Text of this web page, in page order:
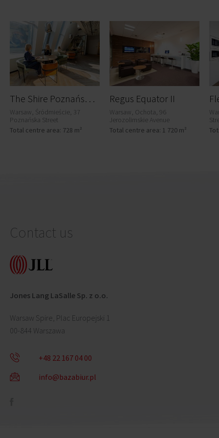
T
he Shire Poznańska 37
Warsaw, Śródmieście, 37
Poznańska Street
Total centre area: 728 m²
Regus Equator II
Warsaw, Ochota, 96
Jerozolimskie Avenue
Total centre area: 1 720 m²
Contact us
Jones Lang LaSalle Sp. z o.o.
Warsaw Spire, Plac Europejski 1
00-844 Warszawa
+48 22 167 04 00
info@bazabiur.pl